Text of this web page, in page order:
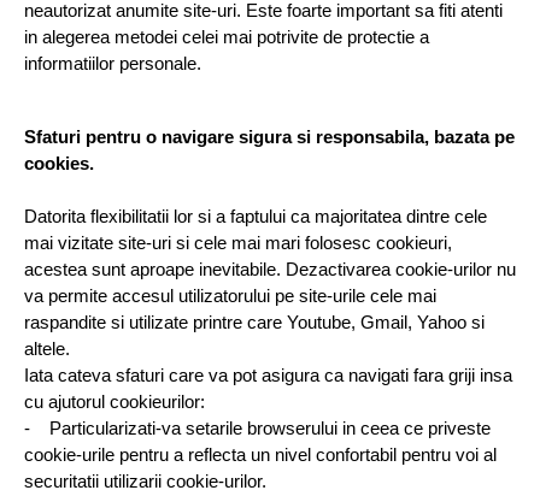
neautorizat anumite site-uri. Este foarte important sa fiti atenti
in alegerea metodei celei mai potrivite de protectie a
informatiilor personale.
Sfaturi pentru o navigare sigura si responsabila, bazata pe
cookies.
Datorita flexibilitatii lor si a faptului ca majoritatea dintre cele
mai vizitate site-uri si cele mai mari folosesc cookieuri,
acestea sunt aproape inevitabile. Dezactivarea cookie-urilor nu
va permite accesul utilizatorului pe site-urile cele mai
raspandite si utilizate printre care Youtube, Gmail, Yahoo si
altele.
Iata cateva sfaturi care va pot asigura ca navigati fara griji insa
cu ajutorul cookieurilor:
-    Particularizati-va setarile browserului in ceea ce priveste
cookie-urile pentru a reflecta un nivel confortabil pentru voi al
securitatii utilizarii cookie-urilor.